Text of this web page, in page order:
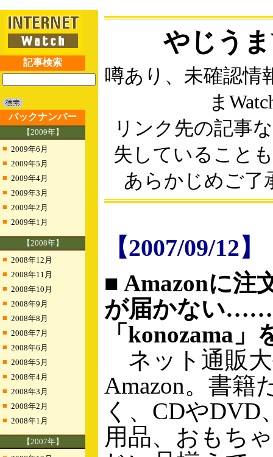
記事検索
バックナンバー
【2009年】
■ 2009年6月
■ 2009年5月
■ 2009年4月
■ 2009年3月
■ 2009年2月
■ 2009年1月
【2008年】
■ 2008年12月
■ 2008年11月
■ 2008年10月
■ 2008年9月
■ 2008年8月
■ 2008年7月
■ 2008年6月
■ 2008年5月
■ 2008年4月
■ 2008年3月
■ 2008年2月
■ 2008年1月
【2007年】
やじう
噂あり、未確認情
ま
リンク先の記事
失していること
あらかじめご了
【2007/09/12】
■ Amazonに注
が届かない……
「konozama」
ネット通販
Amazon。書籍
く、CDやDVD
用品、おもち